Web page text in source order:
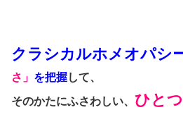
クラシカルホメオパシ
さ」 を把握して、
そのかたにふさわしい、 ひと